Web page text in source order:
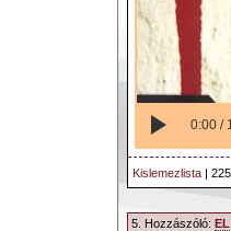
0:00 /
Kislemezlista |
5. Hozzászóló: